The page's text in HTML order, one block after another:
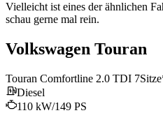
Vielleicht ist eines der ähnlichen
schau gerne mal rein.
Volkswagen Touran
Touran Comfortline 2.0 TDI
Diesel
110 kW/149 PS